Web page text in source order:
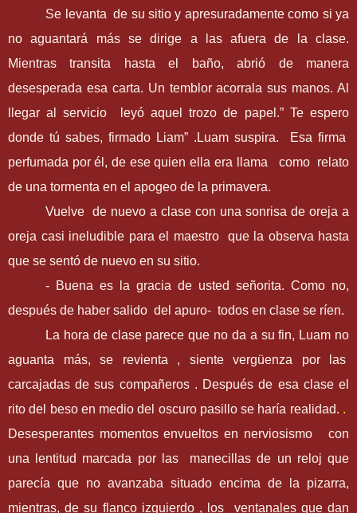
Se levanta de su sitio y apresuradamente como si ya
no aguantará más se dirige a las afuera de la clase.
Mientras transita hasta el baño, abrió de manera
desesperada esa carta. Un temblor acorrala sus manos. Al
llegar al servicio leyó aquel trozo de papel.”Te espero
donde tú sabes, firmado Liam” .Luam suspira. Esa firma
perfumada por él, de ese quien ella era llama como relato
de una tormenta en el apogeo de la primavera.
Vuelve de nuevo a clase con una sonrisa de oreja a
oreja casi ineludible para el maestro que la observa hasta
que se sentó de nuevo en su sitio.
- Buena es la gracia de usted señorita. Como no,
después de haber salido del apuro- todos en clase se ríen.
La hora de clase parece que no da a su fin, Luam no
aguanta más, se revienta , siente vergüenza por las
carcajadas de sus compañeros . Después de esa clase el
rito del beso en medio del oscuro pasillo se haría realidad. .
Desesperantes momentos envueltos en nerviosismo con
una lentitud marcada por las manecillas de un reloj que
parecía que no avanzaba situado encima de la pizarra,
mientras, de su flanco izquierdo , los ventanales que dan